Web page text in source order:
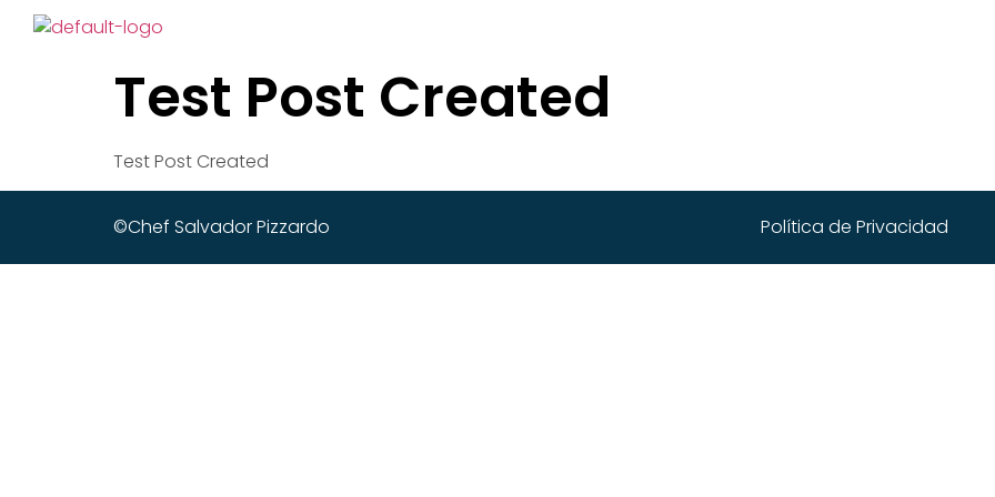
Test Post Created
Test Post Created
Política de Privacidad
©Chef Salvador Pizzardo